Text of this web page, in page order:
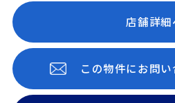
店舗詳細
この物件にお問